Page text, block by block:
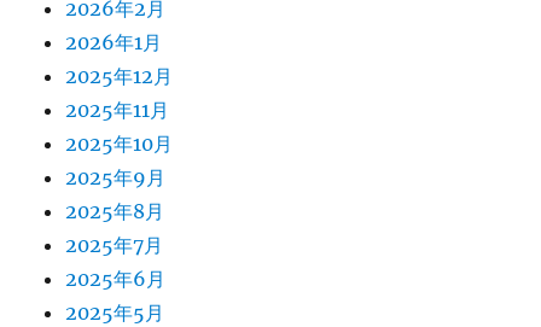
2026年2月
2026年1月
2025年12月
2025年11月
2025年10月
2025年9月
2025年8月
2025年7月
2025年6月
2025年5月